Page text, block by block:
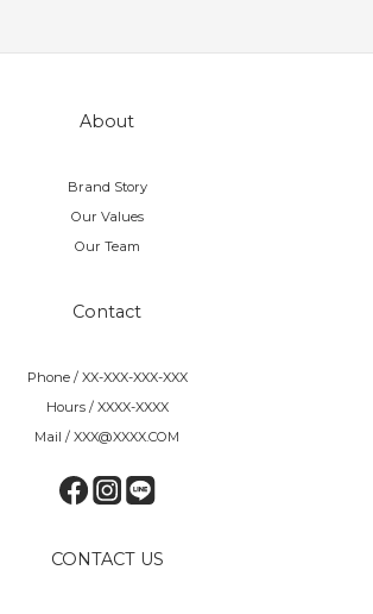
About
Brand Story
Our Values
Our Team
Contact
Phone / XX-XXX-XXX-XXX
Hours / XXXX-XXXX
Mail / XXX@XXXX.COM
CONTACT US